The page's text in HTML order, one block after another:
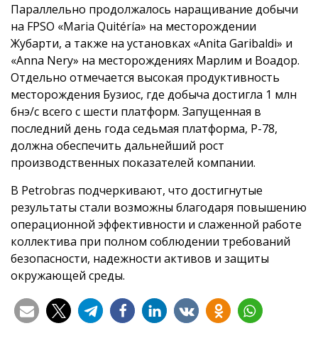
Параллельно продолжалось наращивание добычи
на FPSO «Maria Quitéría» на месторождении
Жубарти, а также на установках «Anita Garibaldi» и
«Anna Nery» на месторождениях Марлим и Воадор.
Отдельно отмечается высокая продуктивность
месторождения Бузиос, где добыча достигла 1 млн
бнэ/с всего с шести платформ. Запущенная в
последний день года седьмая платформа, P-78,
должна обеспечить дальнейший рост
производственных показателей компании.
В Petrobras подчеркивают, что достигнутые
результаты стали возможны благодаря повышению
операционной эффективности и слаженной работе
коллектива при полном соблюдении требований
безопасности, надежности активов и защиты
окружающей среды.